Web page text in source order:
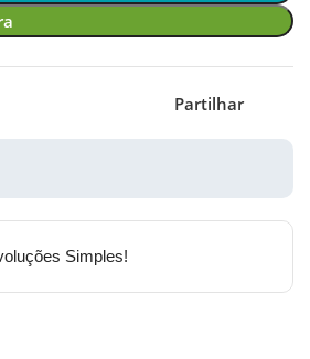
Partilhar
Simples!